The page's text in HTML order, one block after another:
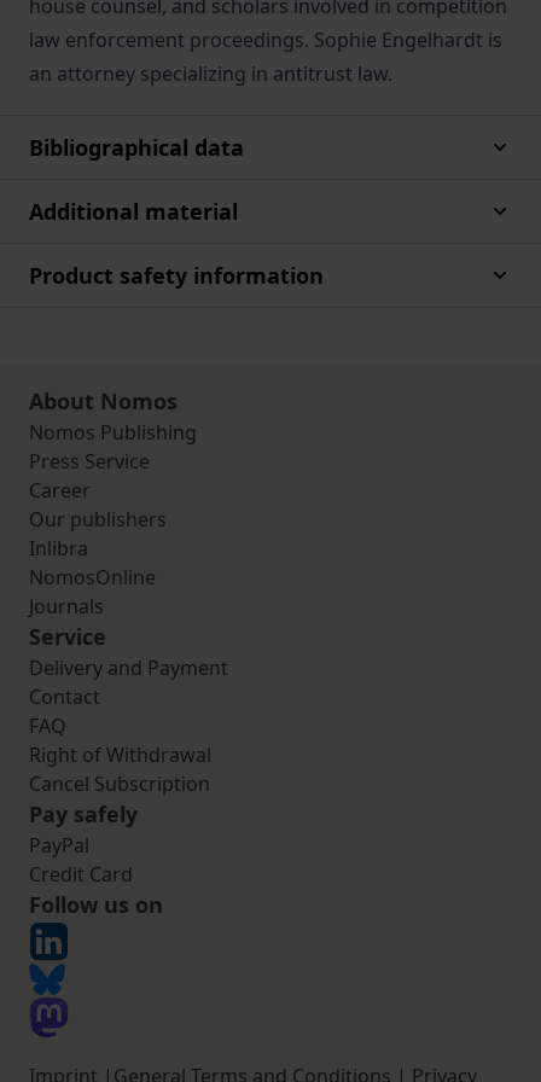
house counsel, and scholars involved in competition
law enforcement proceedings. Sophie Engelhardt is
an attorney specializing in antitrust law.
Bibliographical data
Additional material
Product safety information
About Nomos
Nomos Publishing
Press Service
Career
Our publishers
Inlibra
NomosOnline
Journals
Service
Delivery and Payment
Contact
FAQ
Right of Withdrawal
Cancel Subscription
Pay safely
PayPal
Credit Card
Follow us on
Imprint | General Terms and Conditions | Privacy